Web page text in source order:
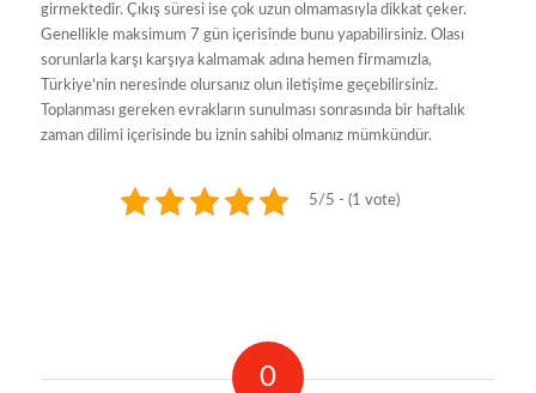
girmektedir. Çıkış süresi ise çok uzun olmamasıyla dikkat çeker.
Genellikle maksimum 7 gün içerisinde bunu yapabilirsiniz. Olası
sorunlarla karşı karşıya kalmamak adına hemen firmamızla,
Türkiye’nin neresinde olursanız olun iletişime geçebilirsiniz.
Toplanması gereken evrakların sunulması sonrasında bir haftalık
zaman dilimi içerisinde bu iznin sahibi olmanız mümkündür.
5/5 - (1 vote)
0